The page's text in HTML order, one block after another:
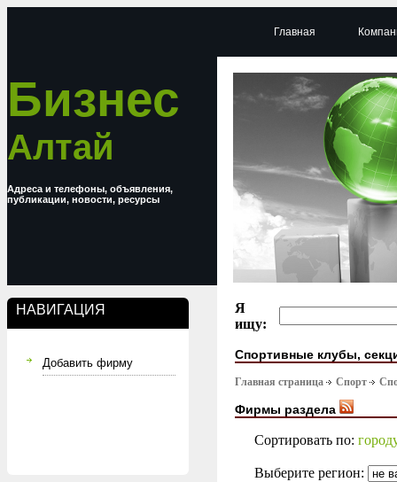
Бизнес
Алтай
Адреса и телефоны, объявления,
публикации, новости, ресурсы
НАВИГАЦИЯ
Добавить фирму
Главная
Я
ищу:
Спортивные клубы,
Главная страница Спорт
Фирмы раздела
Сортировать по:
Выберите регион: